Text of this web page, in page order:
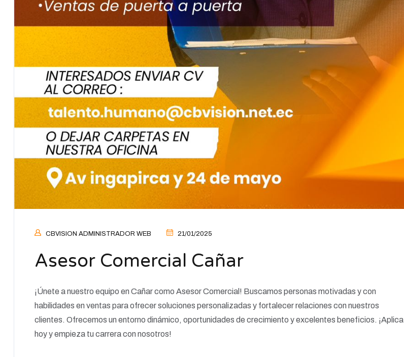
CBVISION ADMINISTRADOR WEB 21/01/2025
Asesor Comercial Cañar
¡Únete a nuestro equipo en Cañar como Asesor Comercial! Buscamos personas motivadas y con
habilidades en ventas para ofrecer soluciones personalizadas y fortalecer relaciones con nuestros
clientes. Ofrecemos un entorno dinámico, oportunidades de crecimiento y excelentes beneficios. ¡Aplica
hoy y empieza tu carrera con nosotros!